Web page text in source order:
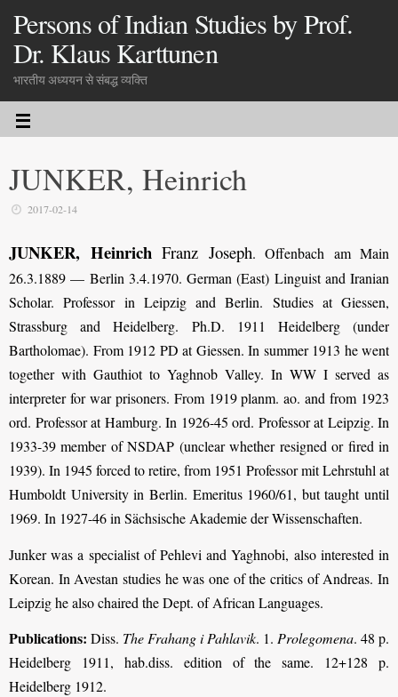
Persons of Indian Studies by Prof.
Dr. Klaus Karttunen
भारतीय अध्ययन से संबद्ध व्यक्ति
JUNKER, Heinrich
2017-02-14
JUNKER, HeinrichFranz Joseph. Offenbach am Main
26.3.1889 — Berlin 3.4.1970. German (East) Linguist and Iranian
Scholar. Professor in Leipzig and Berlin. Studies at Giessen,
Strassburg and Heidelberg. Ph.D. 1911 Heidelberg (under
Bartholomae). From 1912 PD at Giessen. In summer 1913 he went
together with Gauthiot to Yaghnob Valley. In WW I served as
interpreter for war prisoners. From 1919 planm. ao. and from 1923
ord. Professor at Hamburg. In 1926-45 ord. Professor at Leipzig. In
1933-39 member of NSDAP (unclear whether resigned or fired in
1939). In 1945 forced to retire, from 1951 Professor mit Lehrstuhl at
Humboldt University in Berlin. Emeritus 1960/61, but taught until
1969. In 1927-46 in Sächsische Akademie der Wissenschaften.
Junker was a specialist of Pehlevi and Yaghnobi, also interested in
Korean. In Avestan studies he was one of the critics of Andreas. In
Leipzig he also chaired the Dept. of African Languages.
Publications: Diss. The Frahang i Pahlavik. 1. Prolegomena. 48 p.
Heidelberg 1911, hab.diss. edition of the same. 12+128 p.
Heidelberg 1912.